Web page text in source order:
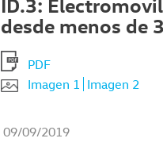
ID.3:
desde menos de
PDF
Imagen 1 Imagen 2
09/09/2019